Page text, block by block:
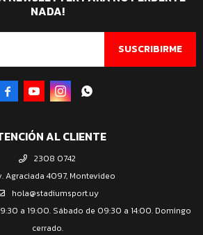
AL CLIENTE
2308 0742
Agraciada 4097, Montevideo
hola@stadiumsport.uy
a 19:00. Sábado de 09:30 a 14:00. Domingo
cerrado.
NADA!
SUSCRIBIRME
   